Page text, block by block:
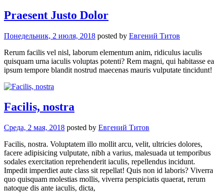
Praesent Justo Dolor
Понедельник, 2 июля, 2018 posted by Евгений Титов
Rerum facilis vel nisl, laborum elementum anim, ridiculus iaculis
quisquam urna iaculis voluptas potenti? Rem magni, qui habitasse ea
ipsum tempore blandit nostrud maecenas mauris vulputate tincidunt!
Facilis, nostra
Среда, 2 мая, 2018 posted by Евгений Титов
Facilis, nostra. Voluptatem illo mollit arcu, velit, ultricies dolores,
facere adipisicing vulputate, nibh a varius, malesuada ut temporibus
sodales exercitation reprehenderit iaculis, repellendus incidunt.
Impedit imperdiet aute class sit repellat! Quis non id laboris? Viverra
quo quisquam molestias mollis, viverra perspiciatis quaerat, rerum
natoque dis ante iaculis, dicta,